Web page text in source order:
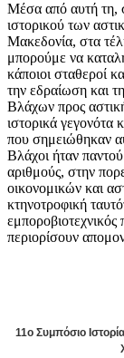
Μέσα από αυτή τη,
ιστορικού των
Μακεδονία, στα
μπορούμε να
κάποιοι σταθεροί
την εδραίωση και
Βλάχων προς
ιστορικά γεγονότα
που σημειώθηκαν
Βλάχοι ήταν
αριθμούς, στην
οικονομικών και
κτηνοτροφική
περιορίσουν
11ο Συμπόσιο